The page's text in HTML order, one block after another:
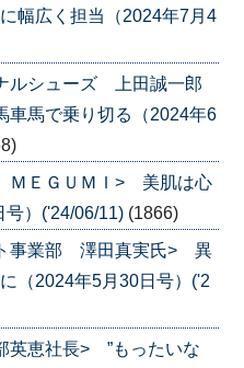
幅広く担当（2024年7月4
ルシューズ 上田誠一郎
馬で乗り切る（2024年6
ＭＥＧＵＭＩ> 美肌は心
号）('24/06/11) (1866)
事業部 澤田真実氏> 異
（2024年5月30日号）('2
恵社長> ”もったいな